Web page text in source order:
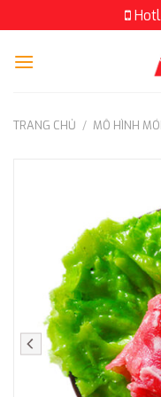
to
content
TRANG CHỦ / MÔ HÌNH